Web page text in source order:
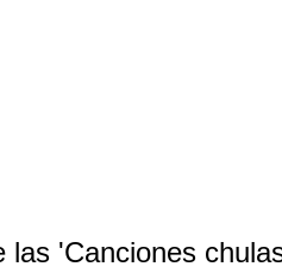
'Canciones